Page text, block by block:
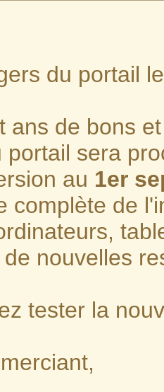
du portail
ans de bons
portail sera
au 1er
complète de
nouvelles
tester la